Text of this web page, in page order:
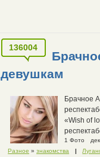
136004
девушкам
Брачное
«Wish of
1 Фото
Разное »знакомства |